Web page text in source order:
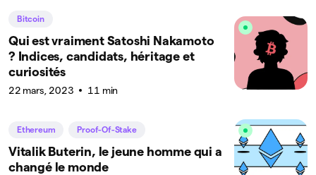
Bitcoin
Qui est vraiment Satoshi Nakamoto
? Indices, candidats, héritage et
curiosités
22 mars, 2023 11 min
Ethereum Proof-Of-Stake
Vitalik Buterin, le jeune homme qui a
changé le monde